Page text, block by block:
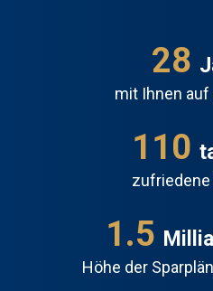
28
mit Ihnen
110
zufriedene
1.7
Höhe der